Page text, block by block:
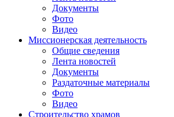
Документы
Фото
Видео
Миссионерская деятельность
Общие сведения
Лента новостей
Документы
Раздаточные материалы
Фото
Видео
Строительство храмов